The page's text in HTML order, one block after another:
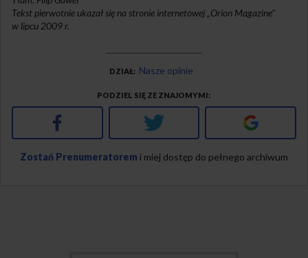
Tekst pierwotnie ukazał się na stronie internetowej „Orion Magazine”
w lipcu 2009 r.
DZIAŁ Nasze opinie
PODZIEL SIĘ ZE ZNAJOMYMI
Facebook Twitter Google+
Zostań Prenumeratorem i miej dostęp do pełnego archiwum